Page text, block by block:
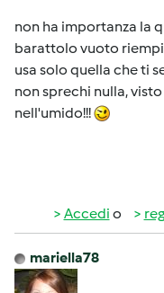
non ha importanza la
barattolo vuoto
usa solo quella che ti
non sprechi nulla,
nell'umido!!!
Accedi o
mariella78